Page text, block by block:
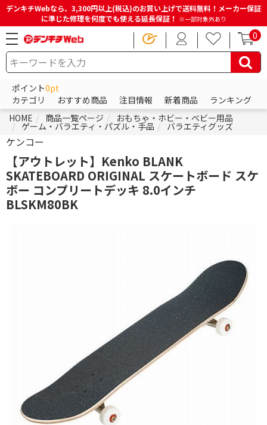
デンキチWebなら、3,300円以上(税込)のお買い上げで送料無料！メーカー保証
に準じた修理を何度でも使える延長保証！ ※一部対象外あり
0
ポイント0pt
カテゴリ
おすすめ商品 注目情報 新着商品
ランキング
HOME
商品一覧ページ おもちゃ・ホビー・ベビー用品
ゲーム・バラエティ・パズル・手品 バラエティグッズ
ケンコー
【アウトレット】Kenko BLANK
SKATEBOARD ORIGINAL スケートボード スケ
ボー コンプリートデッキ 8.0インチ
BLSKM80BK